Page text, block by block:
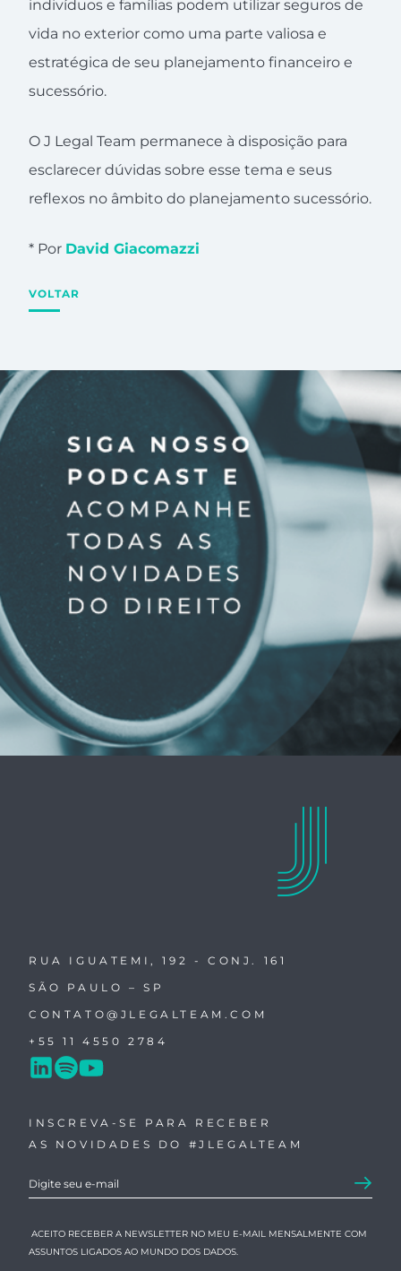
indivíduos e famílias podem utilizar seguros de
vida no exterior como uma parte valiosa e
estratégica de seu planejamento financeiro e
sucessório.
O J Legal Team permanece à disposição para
esclarecer dúvidas sobre esse tema e seus
reflexos no âmbito do planejamento sucessório.
* Por David Giacomazzi
VOLTAR
RUA IGUATEMI, 192 - CONJ. 161
SÃO PAULO – SP
CONTATO@JLEGALTEAM.COM
+55 11 4550 2784
INSCREVA-SE PARA RECEBER
AS NOVIDADES DO #JLEGALTEAM
ACEITO RECEBER A NEWSLETTER NO MEU E-MAIL MENSALMENTE COM
ASSUNTOS LIGADOS AO MUNDO DOS DADOS.